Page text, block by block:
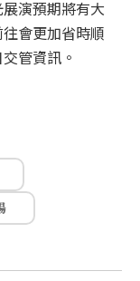
演預期將有大
會更加省時順
管資訊。